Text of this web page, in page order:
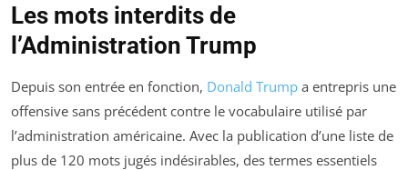
Les mots interdits de
l’Administration Trump
Depuis son entrée en fonction, Donald Trump a entrepris une
offensive sans précédent contre le vocabulaire utilisé par
l’administration américaine. Avec la publication d’une liste de
plus de 120 mots jugés indésirables, des termes essentiels